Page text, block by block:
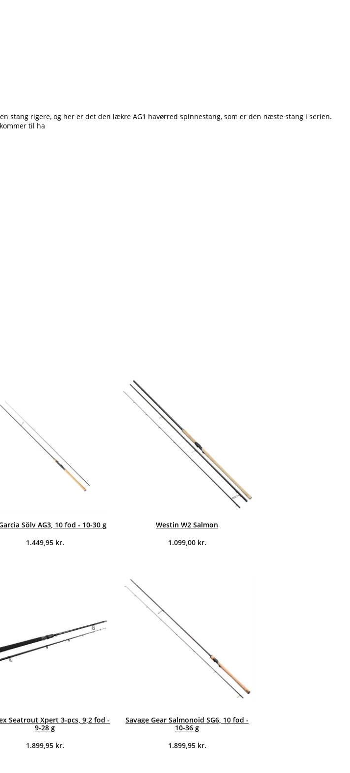
stang rigere, og her er det den lækre AG1 havørred spinnestang, som er den næste stang i serien.
til ha
Sölv AG3, 10 fod - 10-30 g
1.449,95 kr.
Westin W2 Salmon
1.099,00 kr.
Seatrout Xpert 3-pcs, 9,2 fod -
9-28 g
1.899,95 kr.
Savage Gear Salmonoid SG6, 10 fod -
10-36 g
1.899,95 kr.